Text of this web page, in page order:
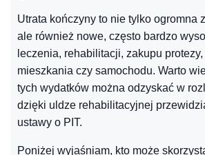
Utrata kończyny to nie tylko ogromna
ale również nowe, często bardzo
leczenia, rehabilitacji, zakupu
mieszkania czy samochodu. Warto
tych wydatków można odzyskać w
dzięki uldze rehabilitacyjnej
ustawy o PIT.
Poniżej wyjaśniam, kto może